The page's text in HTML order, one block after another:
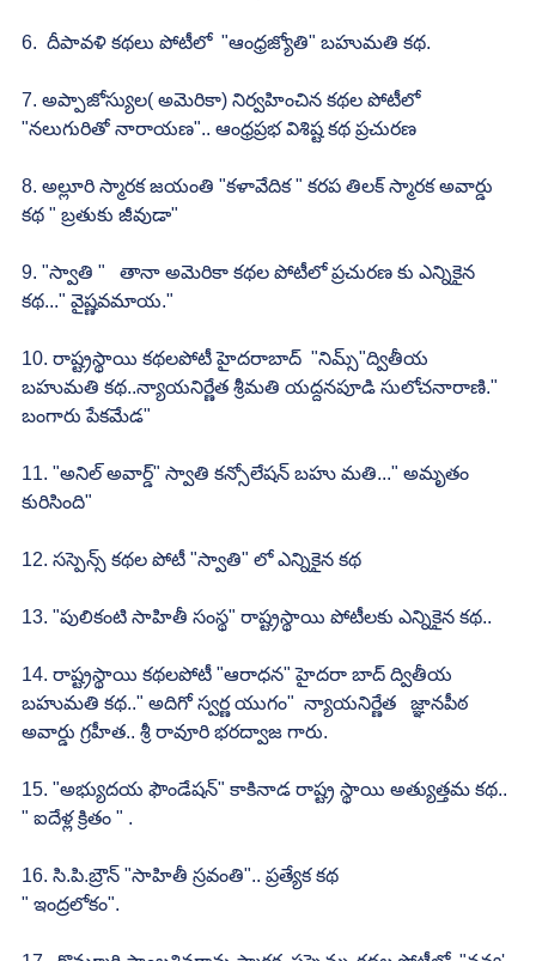
6.  దీపావళి కథలు పోటీలో  "ఆంధ్రజ్యోతి" బహుమతి కథ.
7. అప్పాజోస్యుల( అమెరికా) నిర్వహించిన కథల పోటీలో
"నలుగురితో నారాయణ".. ఆంధ్రప్రభ విశిష్ట కథ ప్రచురణ
8. అల్లూరి స్మారక జయంతి "కళావేదిక " కరప తిలక్ స్మారక అవార్డు
కథ " బ్రతుకు జీవుడా"
9. "స్వాతి "   తానా అమెరికా కథల పోటీలో ప్రచురణ కు ఎన్నికైన
కథ..." వైష్ణవమాయ."
10. రాష్ట్రస్థాయి కథలపోటీ హైదరాబాద్  "నిమ్స్"ద్వితీయ
బహుమతి కథ..న్యాయనిర్ణేత శ్రీమతి యద్దనపూడి సులోచనారాణి."
బంగారు పేకమేడ"
11. "అనిల్ అవార్డ్" స్వాతి కన్సోలేషన్ బహు మతి..." అమృతం
కురిసింది"
12. సస్పెన్స్ కథల పోటీ "స్వాతి" లో ఎన్నికైన కథ
13. "పులికంటి సాహితీ సంస్థ" రాష్ట్రస్థాయి పోటీలకు ఎన్నికైన కథ..
14. రాష్ట్రస్థాయి కథలపోటీ "ఆరాధన" హైదరా బాద్ ద్వితీయ
బహుమతి కథ.." అదిగో స్వర్ణ యుగం"  న్యాయనిర్ణేత   జ్ఞానపీఠ
అవార్డు గ్రహీత.. శ్రీ రావూరి భరద్వాజ గారు.
15. "అభ్యుదయ ఫౌండేషన్" కాకినాడ రాష్ట్ర స్థాయి అత్యుత్తమ కథ..
" ఐదేళ్ల క్రితం " .
16. సి.పి.బ్రౌన్ "సాహితీ స్రవంతి".. ప్రత్యేక కథ
" ఇంద్రలోకం".